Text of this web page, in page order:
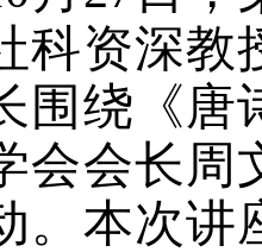
科资深教
围绕《唐
会会长周
。本次讲